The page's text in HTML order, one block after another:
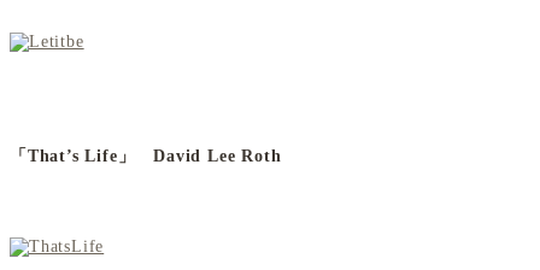
「That’s Life」 David Lee Roth